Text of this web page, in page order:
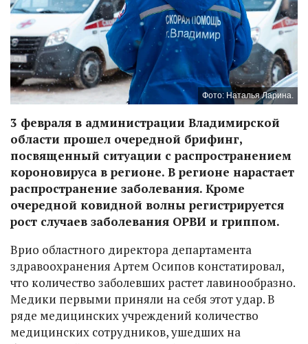
Фото: Наталья Ларина.
3 февраля в администрации Владимирской
области прошел очередной брифинг,
посвященный ситуации с распространением
короновируса в регионе. В регионе нарастает
распространение заболевания. Кроме
очередной ковидной волны регистрируется
рост случаев заболевания ОРВИ и гриппом.
Врио областного директора департамента
здравоохранения Артем Осипов констатировал,
что количество заболевших растет лавинообразно.
Медики первыми приняли на себя этот удар. В
ряде медицинских учреждений количество
медицинских сотрудников, ушедших на